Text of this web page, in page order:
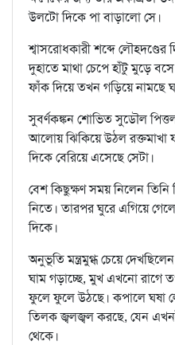
উলটো দিকে পা বাড়ালো সে।
শ্বাসরোধকারী শব্দে
দুহাতে মাথা চেপে হাঁটু মুড়ে
ফাঁক দিয়ে তখন গড়িয়ে নামছে
সুবর্ণকঙ্কন শোভিত সুডৌল
আলোয় ঝিকিয়ে উঠল রক্তমাখা
দিকে বেরিয়ে এসেছে সেটা।
বেশ কিছুক্ষণ সময় নিলেন তিনি
নিতে। তারপর ঘুরে এগিয়ে
দিকে।
অনুভূতি মন্ত্রমুগ্ধ চেয়ে
ঘাম গড়াচ্ছে, মুখ এখনো রাগে
ফুলে ফুলে উঠছে। কপালে ঘষা
তিলক জ্বলজ্বল করছে, যেন
থেকে।